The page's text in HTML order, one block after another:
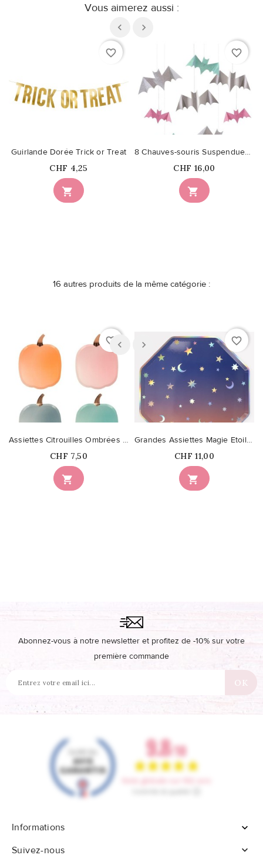
Vous aimerez aussi :
favorite_border

Guirlande Dorée Trick or Treat
Prix
CHF 4,25
favorite_border

8 Chauves-souris Suspendues Paillettes Pastel Halloween
Prix
CHF 16,00
16 autres produits de la même catégorie :
favorite_border

Assiettes Citrouilles Ombrées Halloween
Prix
CHF 7,50
favorite_border

Grandes Assiettes Magie Etoilée
Prix
CHF 11,00
Abonnez-vous à notre newsletter et profitez de -10% sur votre
première commande
Informations

Suivez-nous
